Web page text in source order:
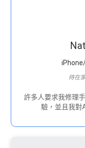
待在
許多人要求我修理
驗，並且我對